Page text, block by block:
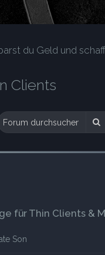
du Geld und
Clients
für Thin Clients &
Son